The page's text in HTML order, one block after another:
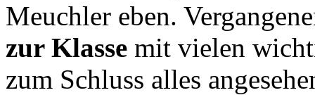
Meuchler eben.
zur Klasse mit vielen
zum Schluss alles